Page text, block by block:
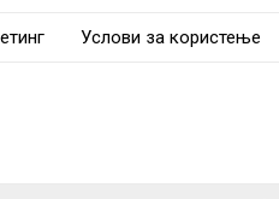
Услови за користење